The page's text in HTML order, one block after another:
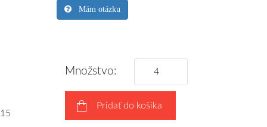
Mám otázku
Množstvo:
Pridať do košíka